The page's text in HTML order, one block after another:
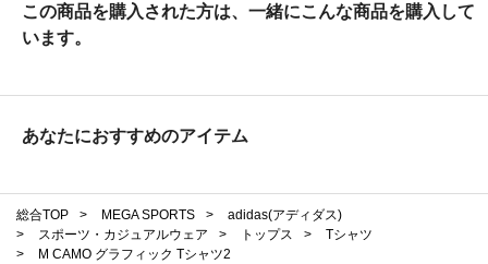
この商品を購入された方は、一緒にこんな商品を購入して
います。
あなたにおすすめのアイテム
総合TOP > MEGA SPORTS >
adidas(アディダス)
>
スポーツ・カジュアルウェア > トップス >
Tシャツ
>
M CAMO グラフィック Tシャツ2